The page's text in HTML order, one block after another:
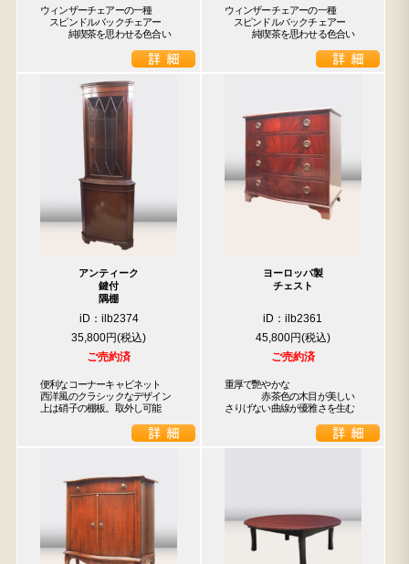
ウィンザーチェアーの一種
スピンドルバックチェアー
純喫茶を思わせる色合い
ウィンザーチェアーの一種
スピンドルバックチェアー
純喫茶を思わせる色合い
アンティーク
鍵付
隅棚
iD：ilb2374
35,800円
ご売約済
便利なコーナーキャビネット
西洋風のクラシックなデザイン
上は硝子の棚板。取外し可能
ヨーロッパ製
チェスト
iD：ilb2361
45,800円
ご売約済
重厚で艷やかな
赤茶色の木目が美しい
さりげない曲線が優雅さを生む